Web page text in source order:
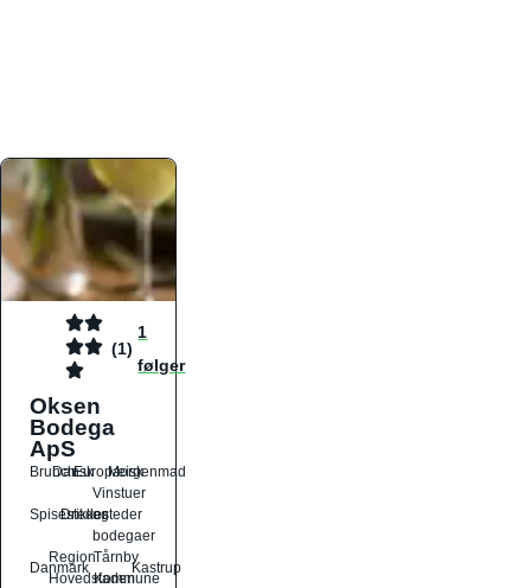
(1)
1
følger
Oksen
Bodega
ApS
Brunch
DanskEuropæiskMorgenmad
Spisesteder
Drikkesteder
Vinstuer
og
bodegaer
Danmark
Region
Hovedstaden
Tårnby
Kommune
Kastrup